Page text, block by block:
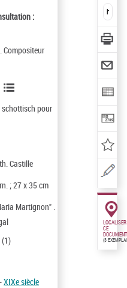
:
. Compositeur
schottisch pour
Castille
; 27 x 35 cm
Martignon" .
XIXe siècle
LOCALISER
CE
DOCUMENT
(3